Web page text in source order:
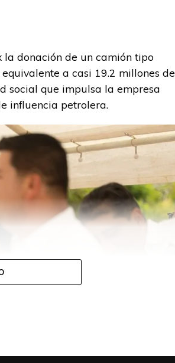
donación de un camión tipo
a casi 19.2 millones de
social que impulsa la empresa
influencia petrolera.